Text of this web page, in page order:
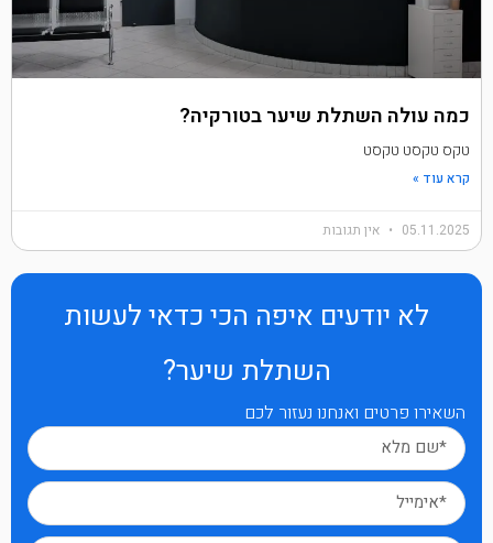
כמה עולה השתלת שיער בטורקיה?
טקס טקסט טקסט
קרא עוד »
05.11.2025 אין תגובות
לא יודעים איפה הכי כדאי לעשות
השתלת שיער?
השאירו פרטים ואנחנו נעזור לכם